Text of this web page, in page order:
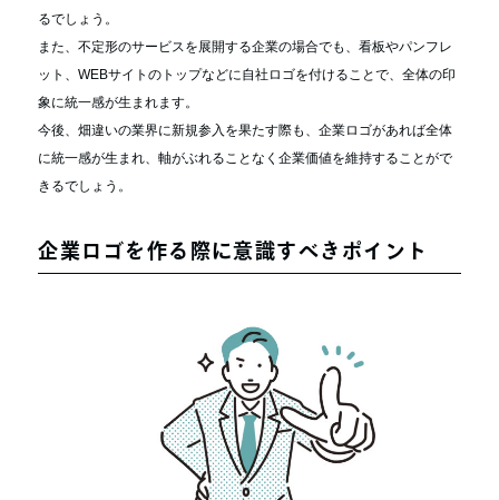
るでしょう。
また、不定形のサービスを展開する企業の場合でも、看板やパンフレ
ット、WEBサイトのトップなどに自社ロゴを付けることで、全体の印
象に統一感が生まれます。
今後、畑違いの業界に新規参入を果たす際も、企業ロゴがあれば全体
に統一感が生まれ、軸がぶれることなく企業価値を維持することがで
きるでしょう。
企業ロゴを作る際に意識すべきポイント